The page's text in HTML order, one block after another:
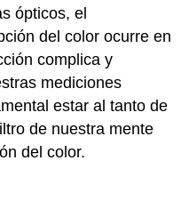
ópticos, el
del color ocurre en
complica y
mediciones
estar al tanto de
de nuestra mente
del color.